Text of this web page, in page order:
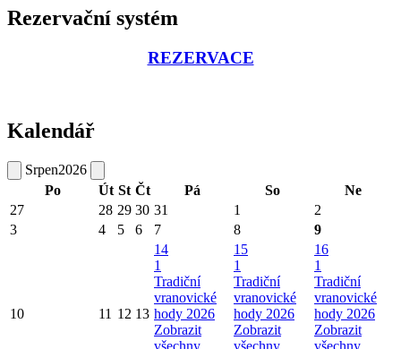
Rezervační systém
REZERVACE
Kalendář
Srpen2026
Po
Út St Čt Pá So
Ne
27
28 29 30 31 1
2
3
4 5 6 7 8 9
10 11 12 13
14
1
Tradiční
vranovické
hody 2026
Zobrazit
všechny
15
1
Tradiční
vranovické
hody 2026
Zobrazit
všechny
16
1
Tradiční
vranovické
hody 2026
Zobrazit
všechny